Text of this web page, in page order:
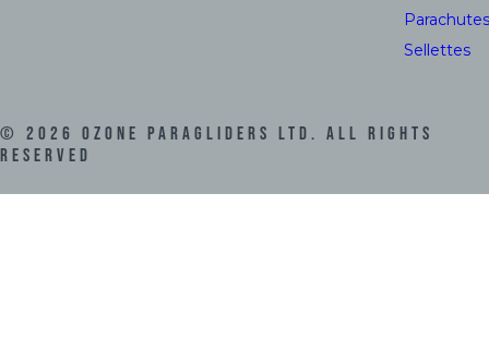
Parachutes
Sellettes
© 2026 Ozone Paragliders LTD. All Rights
Reserved